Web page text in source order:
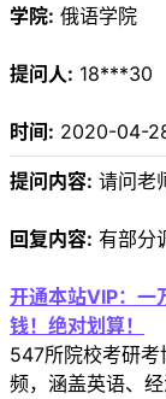
学院: 俄语学院
提问人: 18***30
时间: 2020-04-
提问内容: 请问老
回复内容: 有部分
开通本站VIP：一
钱！绝对划算！
547所院校考研考
频，涵盖英语、